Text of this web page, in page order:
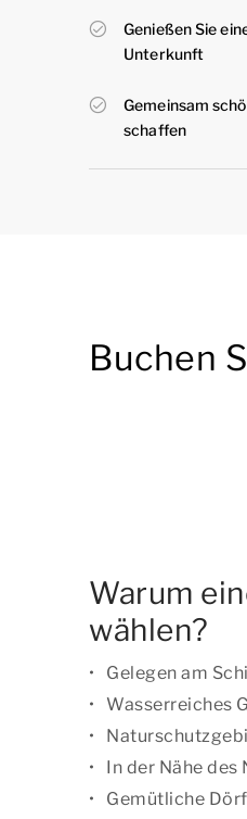
Genießen Sie
Unterkunft
Gemeinsam
schaffen
Buchen
Warum
wählen?
Gelegen am
Wasserreiches
In der Nähe
Gemütliche